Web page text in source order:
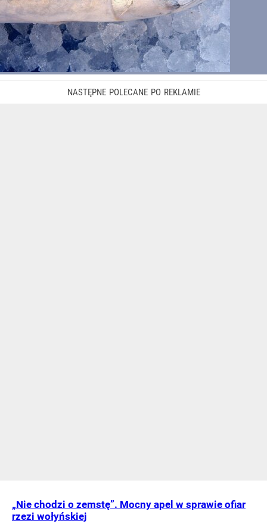
„Nie chodzi o zemstę”. Mocny apel w sprawie ofiar
rzezi wołyńskiej